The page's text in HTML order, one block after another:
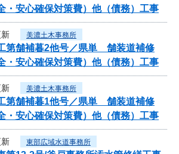
・安心確保対策費）他（債務）工事
美濃土木事務所
第舗補暮2他号／県単 舗装道補修
・安心確保対策費）他（債務）工事
美濃土木事務所
第舗補暮1他号／県単 舗装道補修
・安心確保対策費）他（債務）工事
東部広域水道事務所